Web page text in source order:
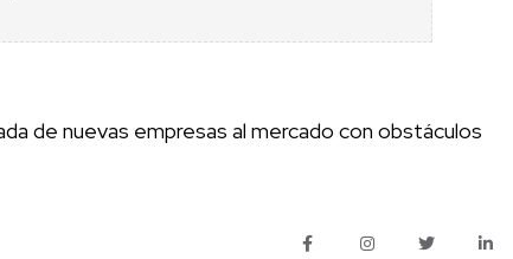
de nuevas empresas al mercado con obstáculos